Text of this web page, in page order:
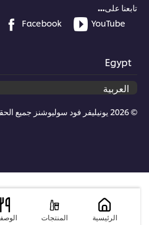
تابعنا على...
YouTube
Facebook
Egypt
الرئيسية المنتجات الوصفات